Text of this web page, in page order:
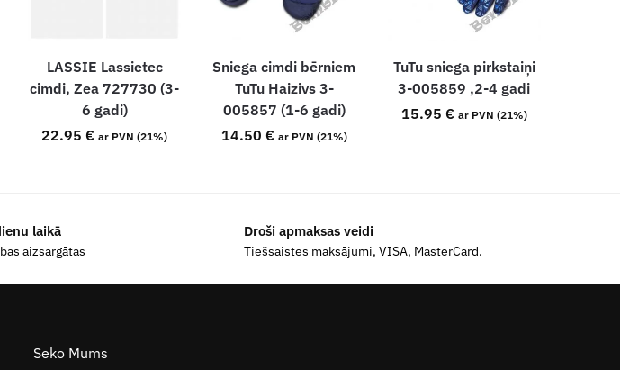
LASSIE Lassietec
cimdi, Zea 727730 (3-
6 gadi)
22.95€ ar PVN (21%)
Sniega cimdi bērniem
TuTu Haizivs 3-
005857 (1-6 gadi)
14.50 € ar PVN (21%)
TuTu sniega pirkstaiņi
3-005859 ,2-4 gadi
15.95 € ar PVN (21%)
laikā
aizsargātas
Droši apmaksas veidi
Tiešsaistes maksājumi, VISA, MasterCard.
Seko Mums